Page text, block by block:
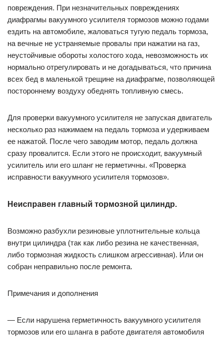
повреждения. При незначительных повреждениях
диафрагмы вакуумного усилителя тормозов можно годами
ездить на автомобиле, жаловаться тугую педаль тормоза,
на вечные не устраняемые провалы при нажатии на газ,
неустойчивые обороты холостого хода, невозможность их
нормально отрегулировать и не догадываться, что причина
всех бед в маленькой трещине на диафрагме, позволяющей
постороннему воздуху обеднять топливную смесь.
Для проверки вакуумного усилителя не запуская двигатель
несколько раз нажимаем на педаль тормоза и удерживаем
ее нажатой. После чего заводим мотор, педаль должна
сразу провалится. Если этого не происходит, вакуумный
усилитель или его шланг не герметичны. «Проверка
исправности вакуумного усилителя тормозов».
Неисправен главный тормозной цилиндр.
Возможно разбухли резиновые уплотнительные кольца
внутри цилиндра (так как либо резина не качественная,
либо тормозная жидкость слишком агрессивная). Или он
собран неправильно после ремонта.
Примечания и дополнения
— Если нарушена герметичность вакуумного усилителя
тормозов или его шланга в работе двигателя автомобиля